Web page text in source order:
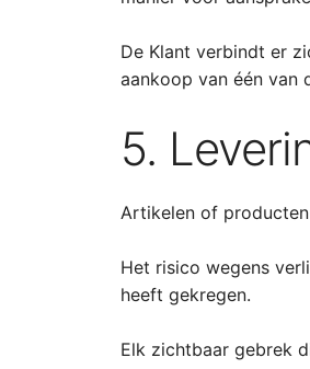
De Klant verbindt er
aankoop van één van
5.
Artikelen of
Het risico wegens
heeft gekregen.
Elk zichtbaar gebrek